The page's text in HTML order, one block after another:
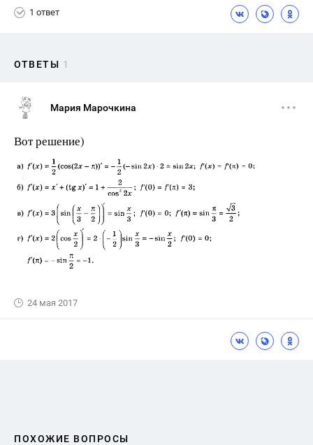
1 ответ
ОТВЕТЫ 1
Мария Марочкина
Вот решение)
24 мая 2017
ПОХОЖИЕ ВОПРОСЫ